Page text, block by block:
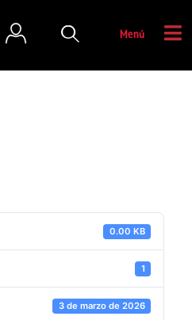
Menú
0.00 KB
1
3 de marzo de 2026